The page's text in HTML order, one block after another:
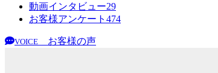
動画インタビュー29
お客様アンケート 474
VOICE お客様の声